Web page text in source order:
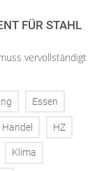
FÜR STAHL
vervollständigt
Essen
Handel HZ
Klima